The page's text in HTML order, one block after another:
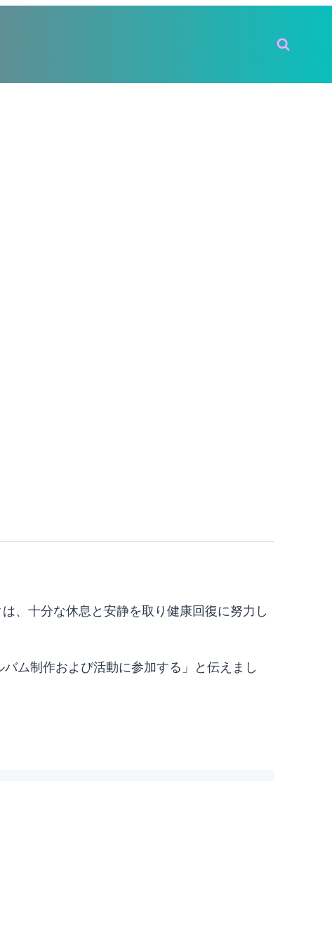
、十分な休息と安静を取り健康回復に努力し
ム制作および活動に参加する」と伝えまし